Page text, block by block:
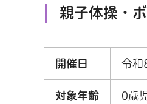
親子体操・
開催日 令和
対象年齢 0歳